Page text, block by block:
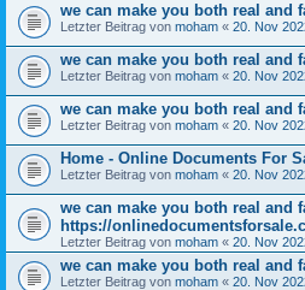
we can make you both real and
Letzter Beitrag von moham « 20. Nov
we can make you both real and
Letzter Beitrag von moham « 20. Nov
we can make you both real and
Letzter Beitrag von moham « 20. Nov
Home - Online Documents For
Letzter Beitrag von moham « 20. Nov
we can make you both real and
https://
Letzter Beitrag von moham « 20. Nov
we can make you both real and
Letzter Beitrag von moham « 20. Nov